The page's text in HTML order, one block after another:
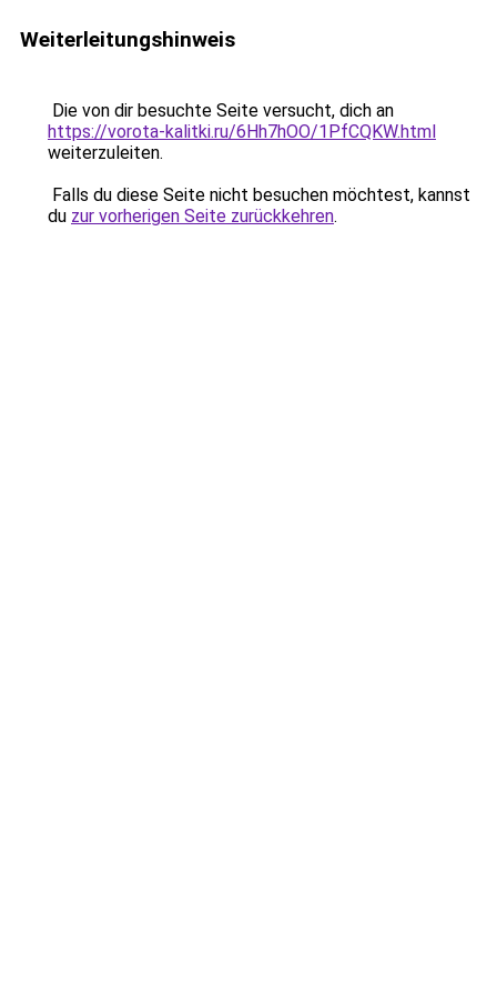
Weiterleitungshinweis
Die von dir besuchte Seite versucht, dich an
https://vorota-kalitki.ru/6Hh7hOO/1PfCQKW.html
weiterzuleiten.
Falls du diese Seite nicht besuchen möchtest, kannst
du zur vorherigen Seite zurückkehren.